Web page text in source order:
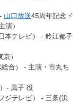
山口放送45周年記念ド
演）
本テレビ） - 鈴江都子
）
総合） - 主演・市丸ち
- 風子 役
ジテレビ） - 三条(浜